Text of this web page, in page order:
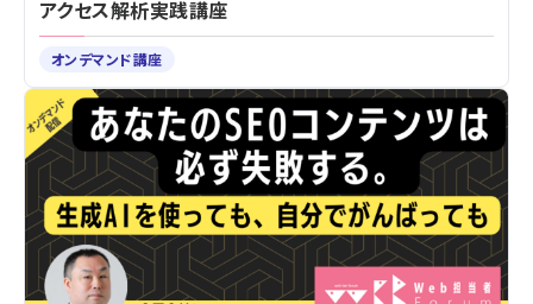
アクセス解析実践講座
オンデマンド講座